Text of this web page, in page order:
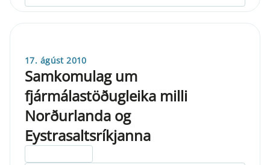
17. ágúst 2010
Samkomulag um
fjármálastöðugleika milli
Norðurlanda og
Eystrasaltsríkjanna